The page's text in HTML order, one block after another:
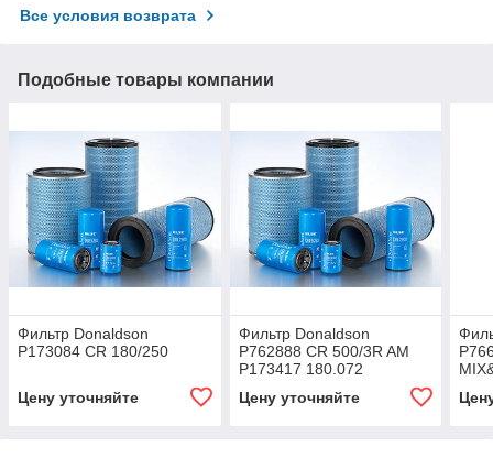
Все условия возврата
Подобные товары компании
Фильтр Donaldson
P173084 CR 180/250
Цену уточняйте
Фильтр Donaldson
P762888 CR 500/3R AM
P173417 180.072
Цену уточняйте